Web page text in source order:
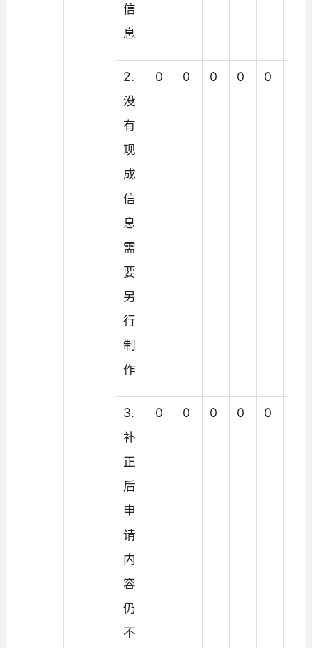
信
息
2.
没
有
现
成
信
息
需
要
另
行
制
作
0 0 0 0 0
3.
补
正
后
申
请
内
容
仍
不
0 0 0 0 0